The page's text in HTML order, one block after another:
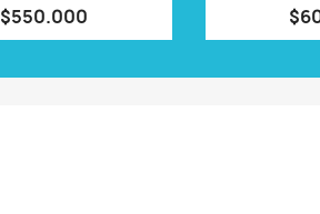
$550.000